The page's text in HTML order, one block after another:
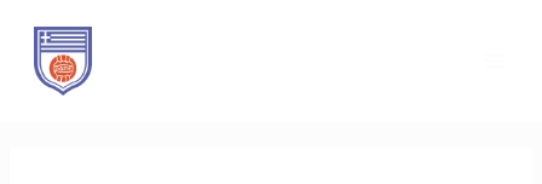
περιεχόμενο
άρθρων